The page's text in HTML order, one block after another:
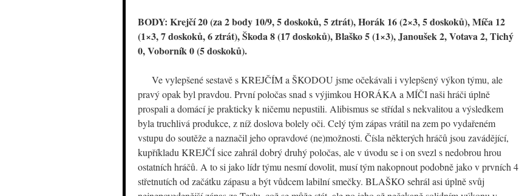
BODY: Krejčí 20 (za 2 body 10/9, 5 doskoků, 5 ztrát), Horák 16 (2×3, 5 doskoků), Míča 12
(1×3, 7 doskoků, 6 ztrát), Škoda 8 (17 doskoků), Blaško 5 (1×3), Janoušek 2, Votava 2, Tichý
0, Voborník 0 (5 doskoků).
Ve vylepšené sestavě s KREJČÍM a ŠKODOU jsme očekávali i vylepšený výkon týmu, ale
pravý opak byl pravdou. První poločas snad s výjimkou HORÁKA a MÍČI naši hráči úplně
prospali a domácí je prakticky k ničemu nepustili. Alibismus se střídal s nekvalitou a výsledkem
byla truchlivá produkce, z níž doslova bolely oči. Celý tým zápas vrátil na zem po vydařeném
vstupu do soutěže a naznačil jeho opravdové (ne)možnosti. Čísla některých hráčů jsou zavádějící,
kupříkladu KREJČÍ sice zahrál dobrý druhý poločas, ale v úvodu se i on svezl s nedobrou hrou
ostatních hráčů. A to si jako lídr týmu nesmí dovolit, musí tým nakopnout podobně jako v prvních 4
střetnutích od začátku zápasu a být vůdcem labilní smečky. BLAŠKO sehrál asi úplně svůj